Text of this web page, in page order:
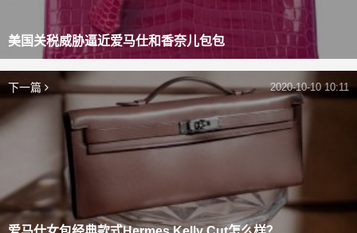
美国关税威胁逼近爱马仕和香奈儿包包
下一篇 2020-10-10 10:11